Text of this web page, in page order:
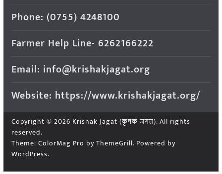
Phone: (0755) 4248100
Farmer Help Line- 6262166222
Email: info@krishakjagat.org
Website: https://www.krishakjagat.org/
Copyright © 2026 Krishak Jagat (कृषक जगत). All rights
reserved.
Theme: ColorMag Pro by ThemeGrill. Powered by
WordPress.